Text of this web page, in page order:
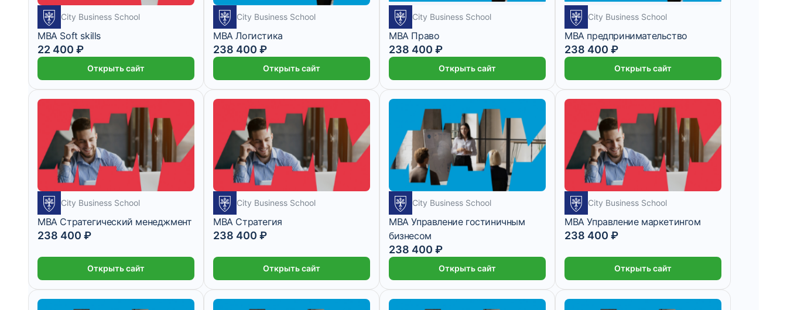
City Business School
MBA Soft skills
22 400 ₽
Открыть сайт
City Business School
MBA Логистика
238 400 ₽
Открыть сайт
City Business School
MBA Право
238 400 ₽
Открыть сайт
City Business School
MBA предпринимательство
238 400 ₽
Открыть сайт
City Business School
MBA Стратегический менеджмент
238 400 ₽
Открыть сайт
City Business School
MBA Стратегия
238 400 ₽
Открыть сайт
City Business School
MBA Управление гостиничным
бизнесом
238 400 ₽
Открыть сайт
City Business School
MBA Управление маркетингом
238 400 ₽
Открыть сайт